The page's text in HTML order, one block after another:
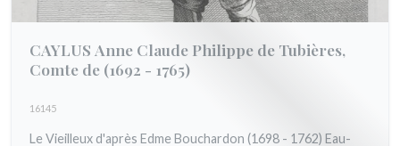
CAYLUS Anne Claude Philippe de Tubières,
Comte de (1692 - 1765)
16145
Le Vieilleux d'après Edme Bouchardon (1698 - 1762) Eau-